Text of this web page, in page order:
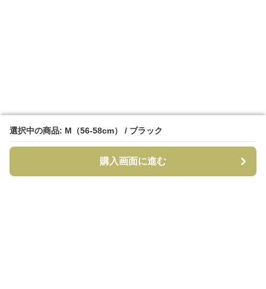
選択中の商品: M（56-58cm） / ブラック
購入画面に進む
選択中の商品: M（56-58cm） / ブラック
購入画面に進む